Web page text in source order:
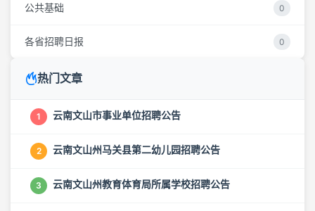
公共基础 0
各省招聘日报 0
热门文章
1 云南文山市事业单位招聘公告
2 云南文山州马关县第二幼儿园招聘公告
3 云南文山州教育体育局所属学校招聘公告